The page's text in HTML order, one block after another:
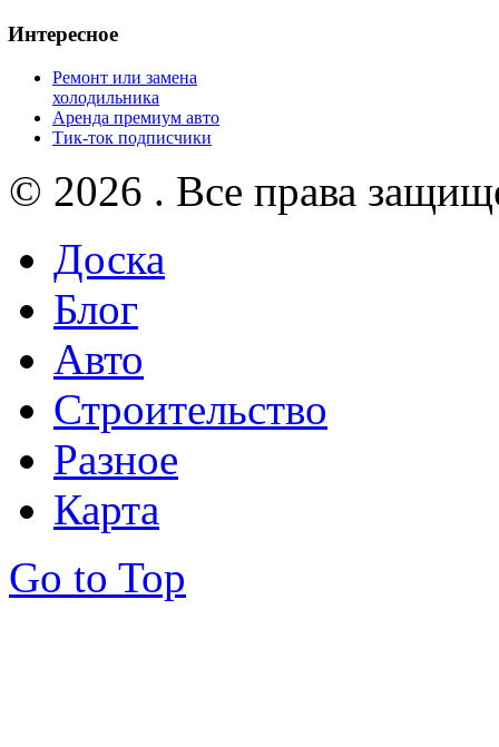
Интересное
Ремонт или замена
холодильника
Аренда премиум авто
Тик-ток подписчики
© 2026 . Все права
Доска
Блог
Авто
Строительство
Разное
Карта
Go to Top